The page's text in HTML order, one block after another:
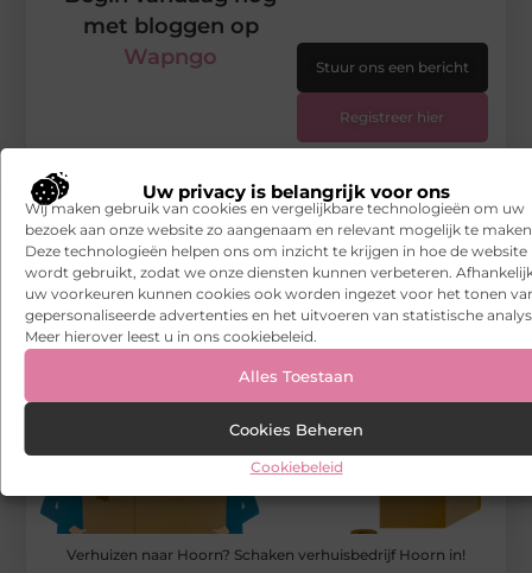
Uw privacy is belangrijk voor ons
Wij maken gebruik van cookies en vergelijkbare technologieën om uw
bezoek aan onze website zo aangenaam en relevant mogelijk te
Deze technologieën helpen ons om inzicht te krijgen in hoe de website
wordt gebruikt, zodat we onze diensten kunnen verbeteren.
uw voorkeuren kunnen cookies ook worden ingezet voor het tonen
gepersonaliseerde advertenties en het uitvoeren van statistische
Meer hierover leest u in ons cookiebeleid.
Alles Toestaan
Cookies Beheren
Cookiebeleid
Verhuizen naar Hoorn? Schaken verhuisbedrijf Hoorn in!
met bloggen op
Wapngo
Stuur ons een bericht
Registreer hier